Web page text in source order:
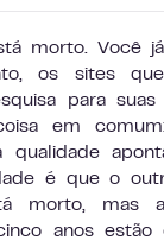
morto. Você
os sites
para suas
em
qualidade
é que o
morto, mas
anos estão